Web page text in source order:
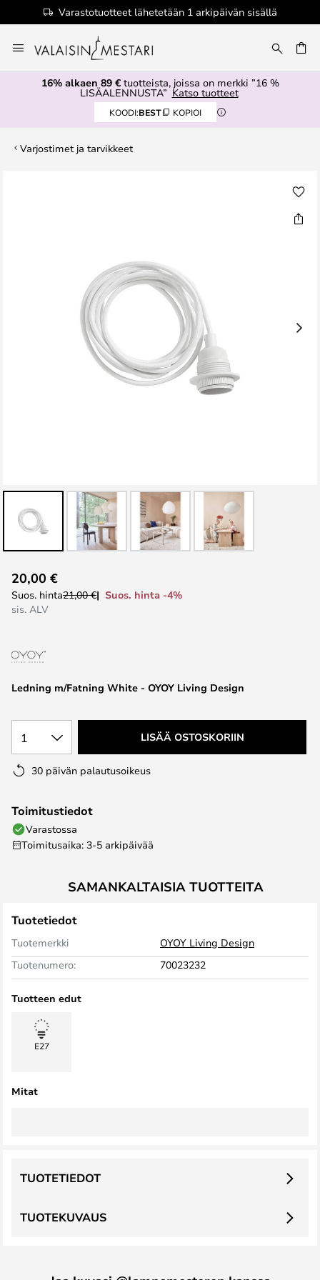
Varastotuotteet lähetetään 1 arkipäivän sisällä
to
Content
16% alkaen 89 €tuotteista, joissa on merkki ”16 %
LISÄALENNUSTA” Katso tuotteet
KOODI:BEST KOPIOI
Varjostimet ja tarvikkeet
to
the
the
gallery
Ledning m/Fatning White - OYOY Living Design
20,00 €
Suos. hinta21,00 €
Suos. hinta -4%
sis. ALV
1 LISÄÄ OSTOSKORIIN
30 päivän palautusoikeus
Toimitustiedot
Varastossa
Toimitusaika: 3-5 arkipäivää
SAMANKALTAISIA TUOTTEITA
Tuotetiedot
Tuotemerkki
OYOY Living Design
Tuotenumero:
70023232
Tuotteen edut
E27
Mitat
TUOTEKUVAUS
TUOTETIEDOT